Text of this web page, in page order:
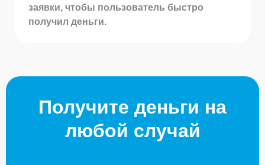
заявки, чтобы пользователь быстро
получил деньги.
Получите деньги на
любой случай